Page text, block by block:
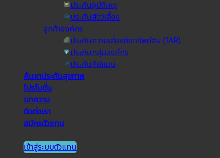
ประกันอุบัติเหตุ
ประกันสัตว์เลี้ยง
ลูกค้าองค์กร
ประกันความเสี่ยงภัยทรัพย์สิน (IAR)
ประกันกลุ่มองค์กร
ประกันคีย์แมน
ค้นหาประกันสุขภาพ
โปรโมชั่น
บทความ
ติดต่อเรา
สมัครตัวแทน
เข้าสู่ระบบตัวแทน